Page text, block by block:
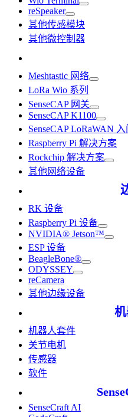
reSpeaker
其他传感模块
其他微控制器
Meshtastic 网络
LoRa Wio 系列
SenseCAP 网关
SenseCAP K1100
SenseCAP LoRaWAN
Raspberry Pi 解决方案
Rockchip 解决方案
其他网络设备
RK 设备
Raspberry Pi 设备
NVIDIA® Jetson™
ESP 设备
BeagleBone®
ODYSSEY
reCamera
其他边缘设备
机器人套件
关节电机
传感器
软件
SenseCraft AI